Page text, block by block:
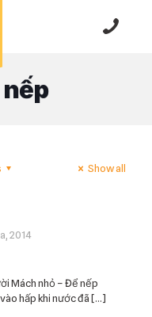
Show all
2014
Mách nhỏ – Để nếp
hấp khi nước đã[…]